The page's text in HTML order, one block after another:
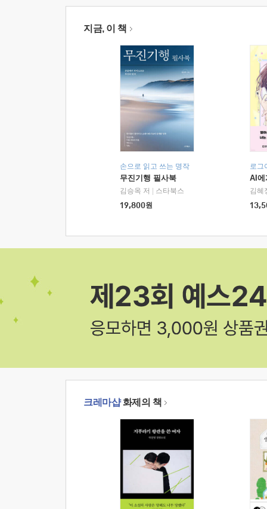
지금, 이 책
손으로 읽고 쓰는 명작
무진기행 필사북
김승옥 저
스타북스
19,800원
로그
AI에
김혜
크레마샵화제의 책